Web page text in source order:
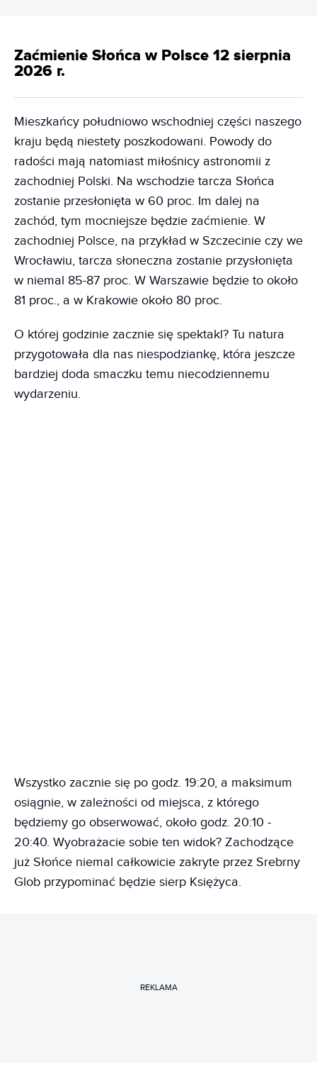
Zaćmienie Słońca w Polsce 12 sierpnia
2026 r.
Mieszkańcy południowo wschodniej części naszego
kraju będą niestety poszkodowani. Powody do
radości mają natomiast miłośnicy astronomii z
zachodniej Polski. Na wschodzie tarcza Słońca
zostanie przesłonięta w 60 proc. Im dalej na
zachód, tym mocniejsze będzie zaćmienie. W
zachodniej Polsce, na przykład w Szczecinie czy we
Wrocławiu, tarcza słoneczna zostanie przysłonięta
w niemal 85-87 proc. W Warszawie będzie to około
81 proc., a w Krakowie około 80 proc.
O której godzinie zacznie się spektakl? Tu natura
przygotowała dla nas niespodziankę, która jeszcze
bardziej doda smaczku temu niecodziennemu
wydarzeniu.
Wszystko zacznie się po godz. 19:20, a maksimum
osiągnie, w zależności od miejsca, z którego
będziemy go obserwować, około godz. 20:10 -
20:40. Wyobrażacie sobie ten widok? Zachodzące
już Słońce niemal całkowicie zakryte przez Srebrny
Glob przypominać będzie sierp Księżyca.
REKLAMA